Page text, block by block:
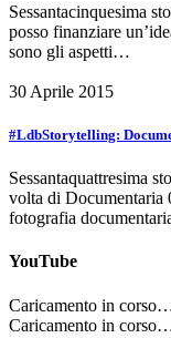
Sessantacinquesima
posso finanziare
sono gli aspetti…
30 Aprile 2015
#LdbStorytelling:
Sessantaquattresima
volta di Documentaria
fotografia
YouTube
Caricamento in
Caricamento in